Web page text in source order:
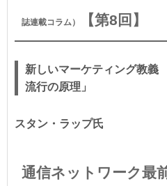
誌連載コラム） 【第8回】
新しいマーケティング教
流行の原理」
スタン・ラップ氏
通信ネットワーク最